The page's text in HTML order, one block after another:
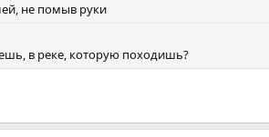
не помыв руки
в реке, которую походишь?